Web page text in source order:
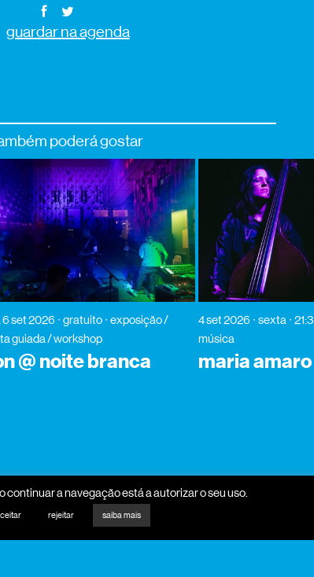
guardar na agenda
poderá gostar
6 set 2026 gratuito
exposição /
guiada / workshop
@ noite branca
4 set 2026 sexta
música
maria
mecenas
continuar a navegação está a autorizar o seu uso.
rejeitar saiba mais